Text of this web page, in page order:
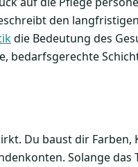
den
die Bedeutung des
bedarfsgerechte
Du baust dir Farben,
Solange das